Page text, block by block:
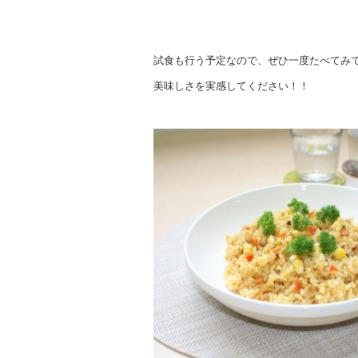
試食も行う予定なので、ぜひ一度たべてみ
美味しさを実感してください！！